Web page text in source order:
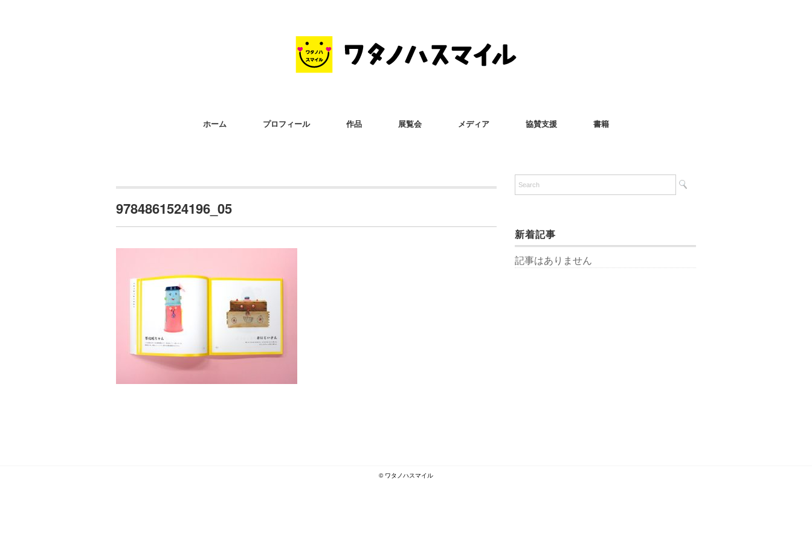
ホーム プロフィール 作品 展覧会 メディア 協賛支援 書籍
9784861524196_05
新着記事
記事はありません
© ワタノハスマイル